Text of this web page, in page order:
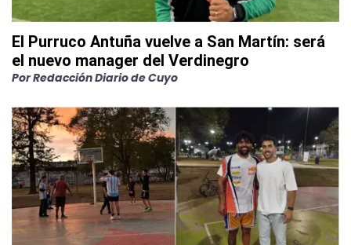
El Purruco Antuña vuelve a San Martín: será
el nuevo manager del Verdinegro
PorRedacción Diario de Cuyo